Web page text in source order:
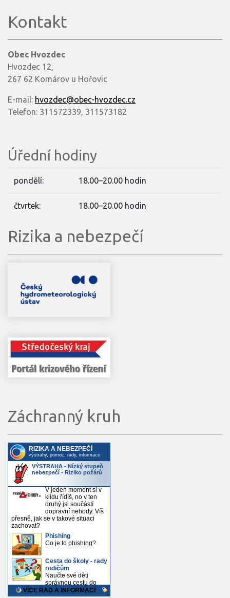
Kontakt
Obec Hvozdec
Hvozdec 12,
267 62 Komárov u Hořovic
E-mail: hvozdec@obec-hvozdec.cz
Telefon: 311572339, 311573182
Úřední hodiny
pondělí: 18.00–20.00 hodin
čtvrtek: 18.00–20.00 hodin
Rizika a nebezpečí
Záchranný kruh